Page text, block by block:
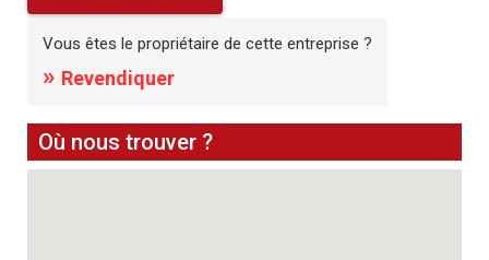
Vous êtes le propriétaire de cette entreprise ?
» Revendiquer
Où nous trouver ?